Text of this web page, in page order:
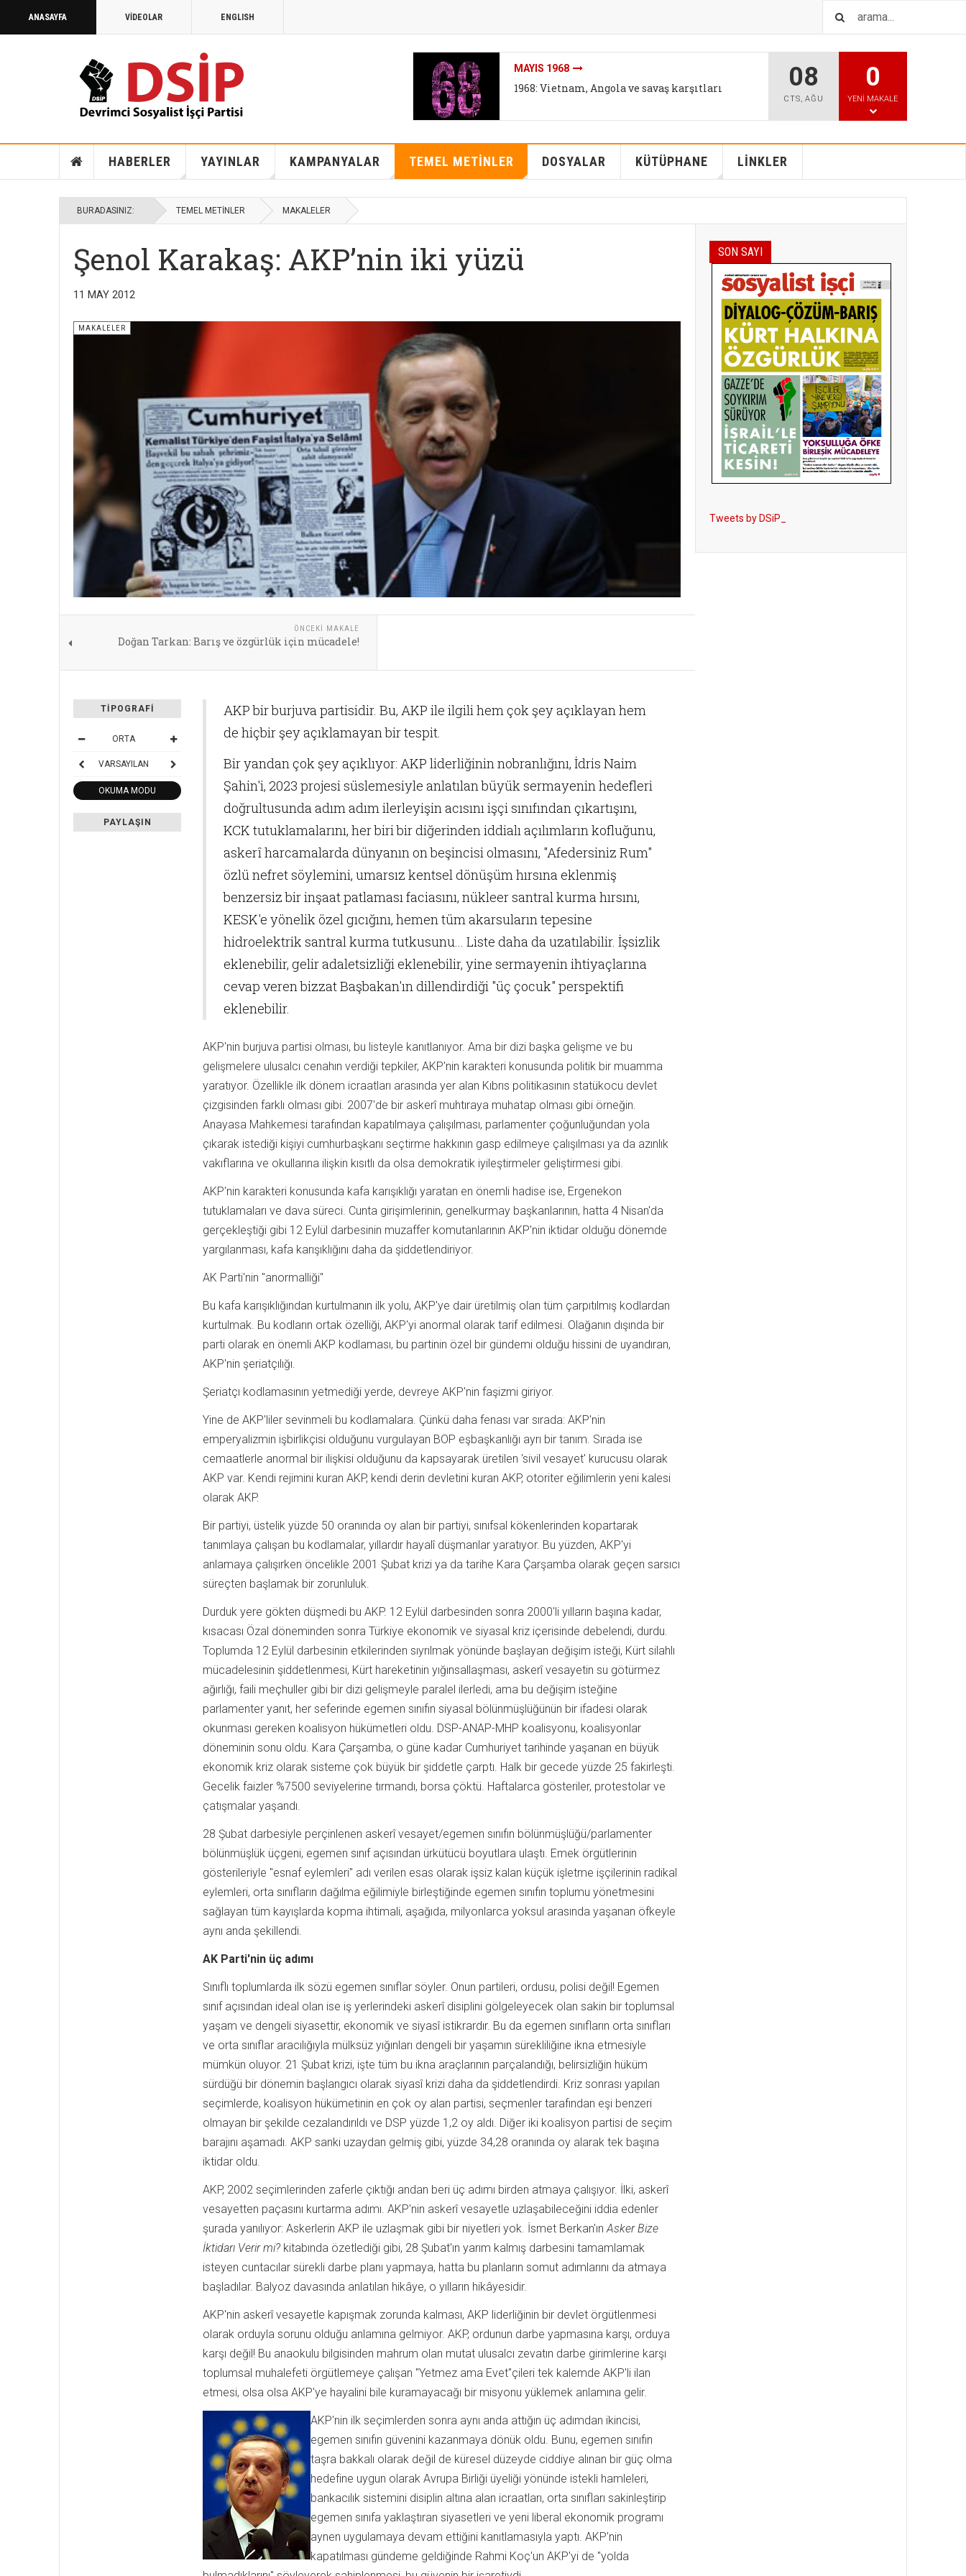
ANASAYFA VİDEOLAR ENGLISH
İKLIMI DEĞIL SISTEMI DEĞIŞTIR
İklim mitleri I - Bireysel tutum değişikliği bizi
08
CTS, AĞU
0
YENI MAKALE
HABERLER YAYINLAR KAMPANYALAR TEMEL METİNLER DOSYALAR KÜTÜPHANE LİNKLER
BURADASINIZ: TEMEL METİNLER MAKALELER
Şenol Karakaş: AKP’nin iki yüzü
11 MAY 2012
MAKALELER
ÖNCEKI MAKALE
Doğan Tarkan: Barış ve özgürlük için mücadele!
TIPOGRAFI
ORTA
VARSAYILAN
OKUMA MODU
PAYLAŞIN
AKP bir burjuva partisidir. Bu, AKP ile ilgili hem çok şey açıklayan hem
de hiçbir şey açıklamayan bir tespit.
Bir yandan çok şey açıklıyor: AKP liderliğinin nobranlığını, İdris Naim
Şahin'i, 2023 projesi süslemesiyle anlatılan büyük sermayenin hedefleri
doğrultusunda adım adım ilerleyişin acısını işçi sınıfından çıkartışını,
KCK tutuklamalarını, her biri bir diğerinden iddialı açılımların kofluğunu,
askerî harcamalarda dünyanın on beşincisi olmasını, "Afedersiniz Rum"
özlü nefret söylemini, umarsız kentsel dönüşüm hırsına eklenmiş
benzersiz bir inşaat patlaması faciasını, nükleer santral kurma hırsını,
KESK'e yönelik özel gıcığını, hemen tüm akarsuların tepesine
hidroelektrik santral kurma tutkusunu... Liste daha da uzatılabilir. İşsizlik
eklenebilir, gelir adaletsizliği eklenebilir, yine sermayenin ihtiyaçlarına
cevap veren bizzat Başbakan'ın dillendirdiği "üç çocuk" perspektifi
eklenebilir.
AKP'nin burjuva partisi olması, bu listeyle kanıtlanıyor. Ama bir dizi başka gelişme ve bu
gelişmelere ulusalcı cenahın verdiği tepkiler, AKP'nin karakteri konusunda politik bir muamma
yaratıyor. Özellikle ilk dönem icraatları arasında yer alan Kıbrıs politikasının statükocu devlet
çizgisinden farklı olması gibi. 2007'de bir askerî muhtıraya muhatap olması gibi örneğin.
Anayasa Mahkemesi tarafından kapatılmaya çalışılması, parlamenter çoğunluğundan yola
çıkarak istediği kişiyi cumhurbaşkanı seçtirme hakkının gasp edilmeye çalışılması ya da azınlık
vakıflarına ve okullarına ilişkin kısıtlı da olsa demokratik iyileştirmeler geliştirmesi gibi.
AKP'nin karakteri konusunda kafa karışıklığı yaratan en önemli hadise ise, Ergenekon
tutuklamaları ve dava süreci. Cunta girişimlerinin, genelkurmay başkanlarının, hatta 4 Nisan'da
gerçekleştiği gibi 12 Eylül darbesinin muzaffer komutanlarının AKP'nin iktidar olduğu dönemde
yargılanması, kafa karışıklığını daha da şiddetlendiriyor.
AK Parti'nin "anormalliği"
Bu kafa karışıklığından kurtulmanın ilk yolu, AKP'ye dair üretilmiş olan tüm çarpıtılmış kodlardan
kurtulmak. Bu kodların ortak özelliği, AKP'yi anormal olarak tarif edilmesi. Olağanın dışında bir
parti olarak en önemli AKP kodlaması, bu partinin özel bir gündemi olduğu hissini de uyandıran,
AKP'nin şeriatçılığı.
Şeriatçı kodlamasının yetmediği yerde, devreye AKP'nin faşizmi giriyor.
Yine de AKP'liler sevinmeli bu kodlamalara. Çünkü daha fenası var sırada: AKP'nin
emperyalizmin işbirlikçisi olduğunu vurgulayan BOP eşbaşkanlığı ayrı bir tanım. Sırada ise
cemaatlerle anormal bir ilişkisi olduğunu da kapsayarak üretilen 'sivil vesayet' kurucusu olarak
AKP var. Kendi rejimini kuran AKP, kendi derin devletini kuran AKP, otoriter eğilimlerin yeni kalesi
olarak AKP.
Bir partiyi, üstelik yüzde 50 oranında oy alan bir partiyi, sınıfsal kökenlerinden kopartarak
tanımlaya çalışan bu kodlamalar, yıllardır hayalî düşmanlar yaratıyor. Bu yüzden, AKP'yi
anlamaya çalışırken öncelikle 2001 Şubat krizi ya da tarihe Kara Çarşamba olarak geçen sarsıcı
süreçten başlamak bir zorunluluk.
Durduk yere gökten düşmedi bu AKP. 12 Eylül darbesinden sonra 2000'li yılların başına kadar,
kısacası Özal döneminden sonra Türkiye ekonomik ve siyasal kriz içerisinde debelendi, durdu.
Toplumda 12 Eylül darbesinin etkilerinden sıyrılmak yönünde başlayan değişim isteği, Kürt silahlı
mücadelesinin şiddetlenmesi, Kürt hareketinin yığınsallaşması, askerî vesayetin su götürmez
ağırlığı, faili meçhuller gibi bir dizi gelişmeyle paralel ilerledi, ama bu değişim isteğine
parlamenter yanıt, her seferinde egemen sınıfın siyasal bölünmüşlüğünün bir ifadesi olarak
okunması gereken koalisyon hükümetleri oldu. DSP-ANAP-MHP koalisyonu, koalisyonlar
döneminin sonu oldu. Kara Çarşamba, o güne kadar Cumhuriyet tarihinde yaşanan en büyük
ekonomik kriz olarak sisteme çok büyük bir şiddetle çarptı. Halk bir gecede yüzde 25 fakirleşti.
Gecelik faizler %7500 seviyelerine tırmandı, borsa çöktü. Haftalarca gösteriler, protestolar ve
çatışmalar yaşandı.
28 Şubat darbesiyle perçinlenen askerî vesayet/egemen sınıfın bölünmüşlüğü/parlamenter
bölünmüşlük üçgeni, egemen sınıf açısından ürkütücü boyutlara ulaştı. Emek örgütlerinin
gösterileriyle "esnaf eylemleri" adı verilen esas olarak işsiz kalan küçük işletme işçilerinin radikal
eylemleri, orta sınıfların dağılma eğilimiyle birleştiğinde egemen sınıfın toplumu yönetmesini
sağlayan tüm kayışlarda kopma ihtimali, aşağıda, milyonlarca yoksul arasında yaşanan öfkeyle
aynı anda şekillendi.
AK Parti'nin üç adımı
Sınıflı toplumlarda ilk sözü egemen sınıflar söyler. Onun partileri, ordusu, polisi değil! Egemen
sınıf açısından ideal olan ise iş yerlerindeki askerî disiplini gölgeleyecek olan sakin bir toplumsal
yaşam ve dengeli siyasettir, ekonomik ve siyasî istikrardır. Bu da egemen sınıfların orta sınıfları
ve orta sınıflar aracılığıyla mülksüz yığınları dengeli bir yaşamın sürekliliğine ikna etmesiyle
mümkün oluyor. 21 Şubat krizi, işte tüm bu ikna araçlarının parçalandığı, belirsizliğin hüküm
sürdüğü bir dönemin başlangıcı olarak siyasî krizi daha da şiddetlendirdi. Kriz sonrası yapılan
seçimlerde, koalisyon hükümetinin en çok oy alan partisi, seçmenler tarafından eşi benzeri
olmayan bir şekilde cezalandırıldı ve DSP yüzde 1,2 oy aldı. Diğer iki koalisyon partisi de seçim
barajını aşamadı. AKP sanki uzaydan gelmiş gibi, yüzde 34,28 oranında oy alarak tek başına
iktidar oldu.
AKP, 2002 seçimlerinden zaferle çıktığı andan beri üç adımı birden atmaya çalışıyor. İlki, askerî
vesayetten paçasını kurtarma adımı. AKP'nin askerî vesayetle uzlaşabileceğini iddia edenler
şurada yanılıyor: Askerlerin AKP ile uzlaşmak gibi bir niyetleri yok. İsmet Berkan'ınAsker Bize
İktidarı Verir mi? kitabında özetlediği gibi, 28 Şubat'ın yarım kalmış darbesini tamamlamak
isteyen cuntacılar sürekli darbe planı yapmaya, hatta bu planların somut adımlarını da atmaya
başladılar. Balyoz davasında anlatılan hikâye, o yılların hikâyesidir.
AKP'nin askerî vesayetle kapışmak zorunda kalması, AKP liderliğinin bir devlet örgütlenmesi
olarak orduyla sorunu olduğu anlamına gelmiyor. AKP, ordunun darbe yapmasına karşı, orduya
karşı değil! Bu anaokulu bilgisinden mahrum olan mutat ulusalcı zevatın darbe girimlerine karşı
toplumsal muhalefeti örgütlemeye çalışan "Yetmez ama Evet"çileri tek kalemde AKP'li ilan
etmesi, olsa olsa AKP'ye hayalini bile kuramayacağı bir misyonu yüklemek anlamına gelir.
AKP'nin ilk seçimlerden sonra aynı anda attığın üç adımdan ikincisi,
egemen sınıfın güvenini kazanmaya dönük oldu. Bunu, egemen sınıfın
taşra bakkalı olarak değil de küresel düzeyde ciddiye alınan bir güç olma
hedefine uygun olarak Avrupa Birliği üyeliği yönünde istekli hamleleri,
bankacılık sistemini disiplin altına alan icraatları, orta sınıfları sakinleştirip
egemen sınıfa yaklaştıran siyasetleri ve yeni liberal ekonomik programı
aynen uygulamaya devam ettiğini kanıtlamasıyla yaptı. AKP'nin
kapatılması gündeme geldiğinde Rahmi Koç'un AKP'yi de "yolda
SON SAYI
Tweets by DSiP_